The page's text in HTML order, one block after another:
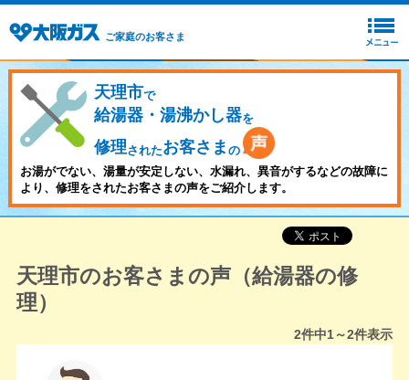
ご家庭のお客さま
天理市で
給湯器・湯沸かし器を
修理されたお客さま の
お湯がでない、湯量が安定しない、水漏れ、異音がするなどの故障に
より、修理をされたお客さまの声をご紹介します。
天理市のお客さまの声（給湯器の修
理）
2件中1～2件表示